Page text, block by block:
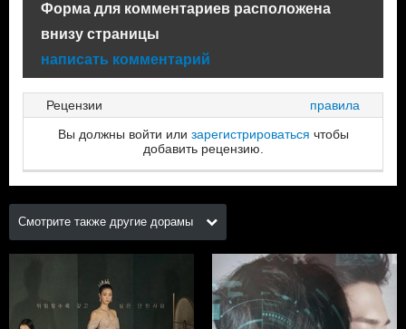
Форма для комментариев расположена
внизу страницы
написать комментарий
Рецензии
правила
Вы должны войти или зарегистрироваться чтобы
добавить рецензию.
Смотрите также другие дорамы